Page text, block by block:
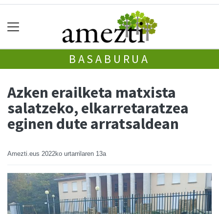
BASABURUA
Azken erailketa matxista
salatzeko, elkarretaratzea
eginen dute arratsaldean
Amezti.eus 2022ko urtarrilaren 13a